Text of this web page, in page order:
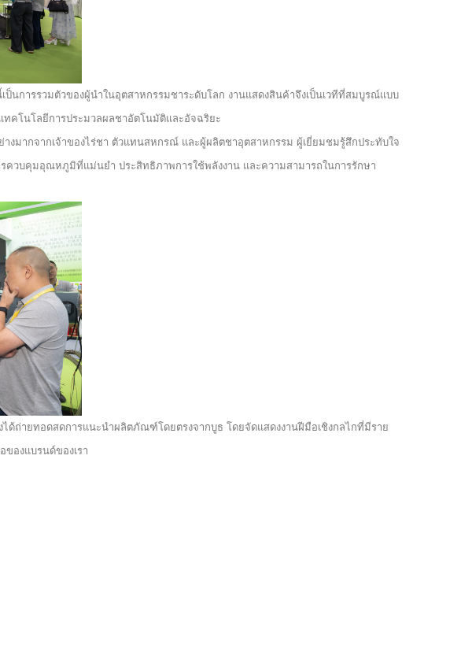
นการรวมตัวของผู้นำในอุตสาหกรรมชาระดับโลก งานแสดงสินค้าจึงเป็นเวทีที่สมบูรณ์แบบ
ทคโนโลยีการประมวลผลชาอัตโนมัติและอัจฉริยะ
งมากจากเจ้าของไร่ชา ตัวแทนสหกรณ์ และผู้ผลิตชาอุตสาหกรรม ผู้เยี่ยมชมรู้สึกประทับใจ
รควบคุมอุณหภูมิที่แม่นยำ ประสิทธิภาพการใช้พลังงาน และความสามารถในการรักษา
ได้ถ่ายทอดสดการแนะนำผลิตภัณฑ์โดยตรงจากบูธ โดยจัดแสดงงานฝีมือเชิงกลไกที่มีราย
องแบรนด์ของเรา